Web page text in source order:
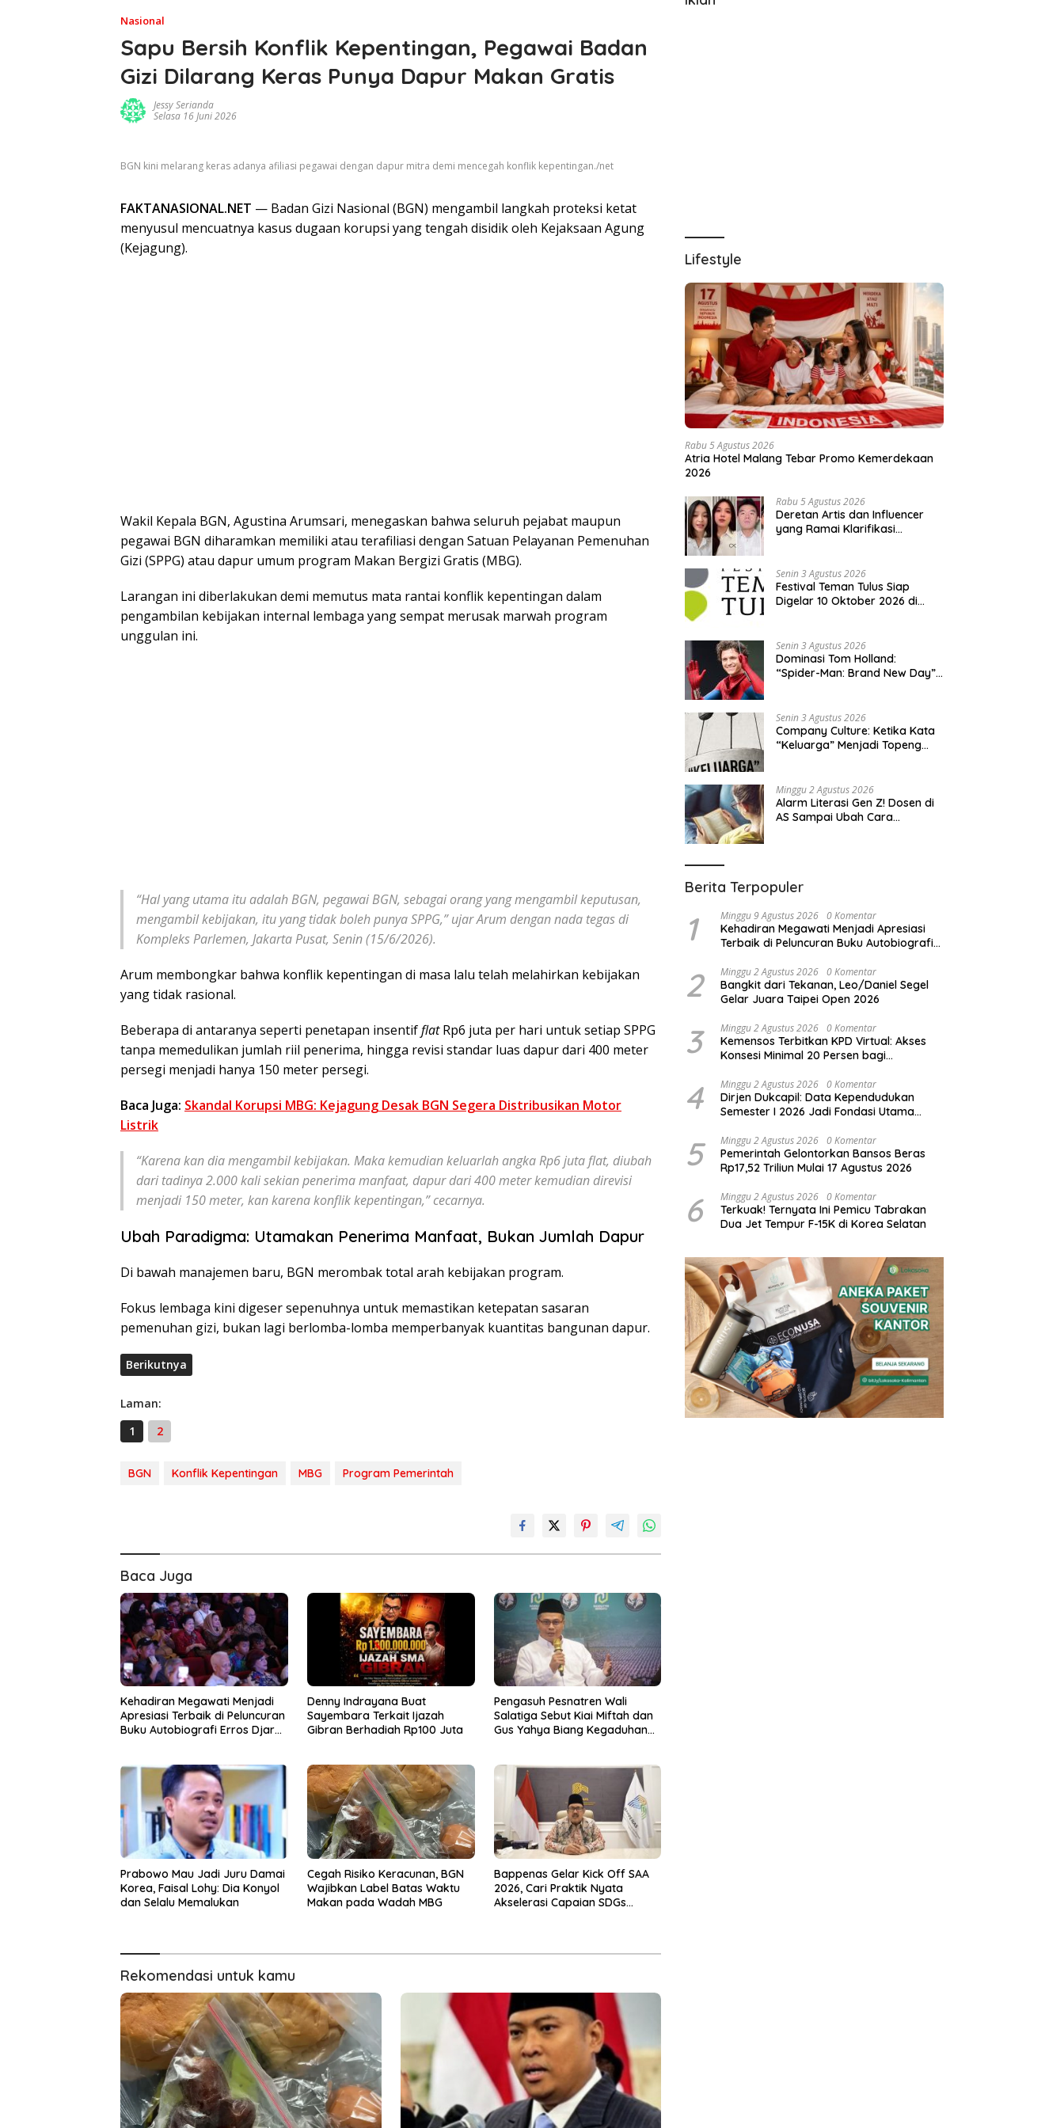
Nasional
Sapu Bersih Konflik Kepentingan, Pegawai Badan
Gizi Dilarang Keras Punya Dapur Makan Gratis
Jessy Serianda
Selasa 16 Juni 2026
BGN kini melarang keras adanya afiliasi pegawai dengan dapur mitra demi mencegah konflik kepentingan./net
FAKTANASIONAL.NET — Badan Gizi Nasional (BGN) mengambil langkah proteksi ketat
menyusul mencuatnya kasus dugaan korupsi yang tengah disidik oleh Kejaksaan Agung
(Kejagung).
Wakil Kepala BGN, Agustina Arumsari, menegaskan bahwa seluruh pejabat maupun
pegawai BGN diharamkan memiliki atau terafiliasi dengan Satuan Pelayanan Pemenuhan
Gizi (SPPG) atau dapur umum program Makan Bergizi Gratis (MBG).
Larangan ini diberlakukan demi memutus mata rantai konflik kepentingan dalam
pengambilan kebijakan internal lembaga yang sempat merusak marwah program
unggulan ini.
“Hal yang utama itu adalah BGN, pegawai BGN, sebagai orang yang mengambil keputusan,
mengambil kebijakan, itu yang tidak boleh punya SPPG,” ujar Arum dengan nada tegas di
Kompleks Parlemen, Jakarta Pusat, Senin (15/6/2026).
Arum membongkar bahwa konflik kepentingan di masa lalu telah melahirkan kebijakan
yang tidak rasional.
Beberapa di antaranya seperti penetapan insentifflatRp6 juta per hari untuk setiap SPPG
tanpa memedulikan jumlah riil penerima, hingga revisi standar luas dapur dari 400 meter
persegi menjadi hanya 150 meter persegi.
Baca Juga: Skandal Korupsi MBG: Kejagung Desak BGN Segera Distribusikan Motor
Listrik
“Karena kan dia mengambil kebijakan. Maka kemudian keluarlah angka Rp6 juta flat, diubah
dari tadinya 2.000 kali sekian penerima manfaat, dapur dari 400 meter kemudian direvisi
menjadi 150 meter, kan karena konflik kepentingan,” cecarnya.
Ubah Paradigma: Utamakan Penerima Manfaat, Bukan Jumlah Dapur
Di bawah manajemen baru, BGN merombak total arah kebijakan program.
Fokus lembaga kini digeser sepenuhnya untuk memastikan ketepatan sasaran
pemenuhan gizi, bukan lagi berlomba-lomba memperbanyak kuantitas bangunan dapur.
Berikutnya
Laman:
1
2
BGN Konflik Kepentingan MBG Program Pemerintah
Baca Juga
Kehadiran Megawati Menjadi
Apresiasi Terbaik di Peluncuran
Buku Autobiografi Erros Djarot
Denny Indrayana Buat
Sayembara Terkait Ijazah
Gibran Berhadiah Rp100 Juta
Pengasuh Pesnatren Wali
Salatiga Sebut Kiai Miftah dan
Gus Yahya Biang Kegaduhan
Prabowo Mau Jadi Juru Damai
Korea, Faisal Lohy: Dia Konyol
dan Selalu Memalukan
Cegah Risiko Keracunan, BGN
Wajibkan Label Batas Waktu
Makan pada Wadah MBG
Bappenas Gelar Kick Off SAA
2026, Cari Praktik Nyata
Akselerasi Capaian SDGs
Rekomendasi untuk kamu
Lifestyle
Rabu 5 Agustus 2026
Atria Hotel Malang Tebar Promo Kemerdekaan
2026
Rabu 5 Agustus 2026
Deretan Artis dan Influencer
yang Ramai Klarifikasi
Senin 3 Agustus 2026
Festival Teman Tulus Siap
Digelar 10 Oktober 2026 di
Senin 3 Agustus 2026
Dominasi Tom Holland:
“Spider-Man: Brand New Day”
Terbesar dalam Sejarah
Senin 3 Agustus 2026
Company Culture: Ketika Kata
“Keluarga” Menjadi Topeng
Minggu 2 Agustus 2026
Alarm Literasi Gen Z! Dosen di
AS Sampai Ubah Cara
Berita Terpopuler
1 Minggu 9 Agustus 2026 0 Komentar
Kehadiran Megawati Menjadi Apresiasi
Terbaik di Peluncuran Buku Autobiografi
2 Minggu 2 Agustus 2026 0 Komentar
Bangkit dari Tekanan, Leo/Daniel Segel
Gelar Juara Taipei Open 2026
3 Minggu 2 Agustus 2026 0 Komentar
Kemensos Terbitkan KPD Virtual: Akses
Konsesi Minimal 20 Persen bagi
4 Minggu 2 Agustus 2026 0 Komentar
Dirjen Dukcapil: Data Kependudukan
Semester I 2026 Jadi Fondasi Utama
5 Minggu 2 Agustus 2026 0 Komentar
Pemerintah Gelontorkan Bansos Beras
Rp17,52 Triliun Mulai 17 Agustus 2026
6 Minggu 2 Agustus 2026 0 Komentar
Terkuak! Ternyata Ini Pemicu Tabrakan
Dua Jet Tempur F-15K di Korea Selatan